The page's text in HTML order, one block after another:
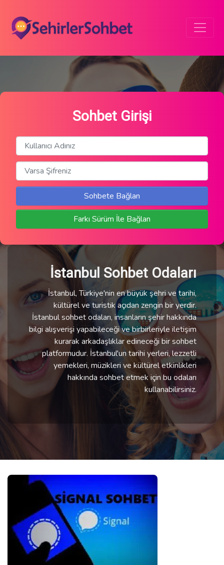
Sohbet Girişi
Sohbete Bağlan
Farkı Sürüm İle Bağlan
İstanbul Sohbet Odaları
İstanbul, Türkiye'nin en büyük şehri ve tarihi,
kültürel ve turistik açıdan zengin bir yerdir.
İstanbul sohbet odaları, insanların şehir hakkında
bilgi alışverişi yapabileceği ve birbirleriyle iletişim
kurarak arkadaşlıklar edineceği bir sohbet
platformudur. İstanbul'un tarihi yerleri, lezzetli
yemekleri, müzikleri ve kültürel etkinlikleri
hakkında sohbet etmek için bu odaları
kullanabilirsiniz.